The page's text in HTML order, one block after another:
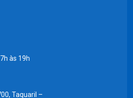
às 19h
Taquaril –